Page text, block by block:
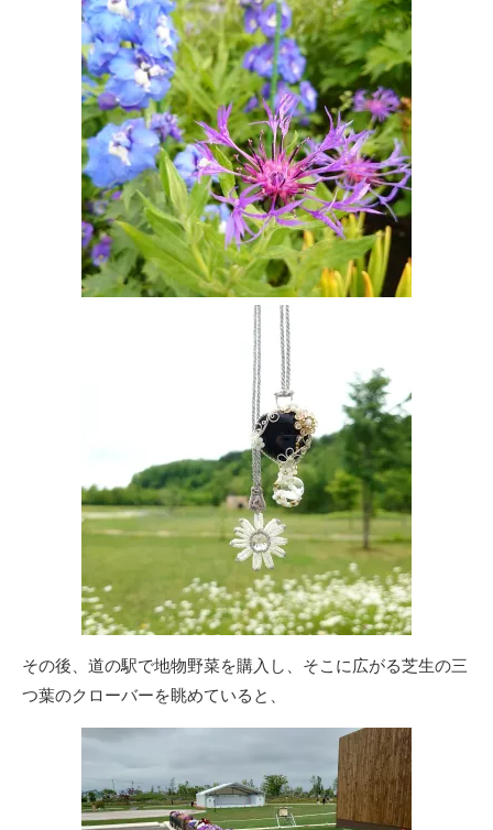
その後、道の駅で地物野菜を購入し、そこに広がる芝生の三
つ葉のクローバーを眺めていると、